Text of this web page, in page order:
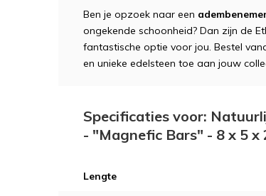
Ben je opzoek naar een
ongekende schoonheid? Dan zijn de
fantastische optie voor jou. Bestel
en unieke edelsteen toe aan jouw
Specificaties voor:
- "Magnefic Bars" - 8 x 5
Lengte